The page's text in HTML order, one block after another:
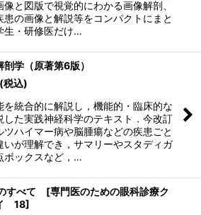
と図版で視覚的にわかる画像解剖、
患の画像と解説等をコンパクトにまと
生・研修医だけ…
剖学（原著第6版）
(税込)
を統合的に解説し，機能的・臨床的な
した実践神経科学のテキスト．今改訂
ツハイマー病や脳腫瘍などの疾患ごと
いが理解でき，サマリーやスタディガ
ボックスなど，…
すべて [専門医のための眼科診療ク
18]